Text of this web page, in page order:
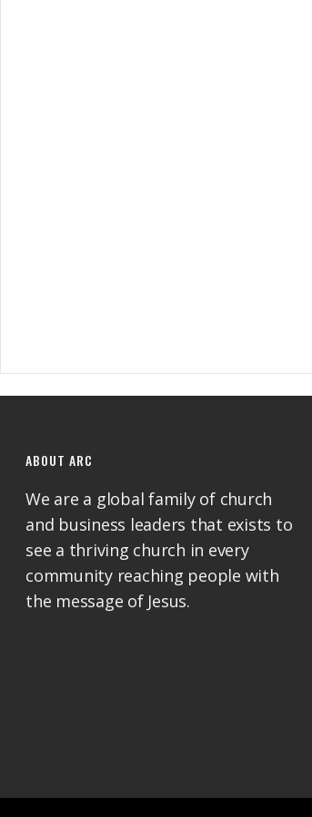
ABOUT ARC
We are a global family of church
and business leaders that exists to
see a thriving church in every
community reaching people with
the message of Jesus.